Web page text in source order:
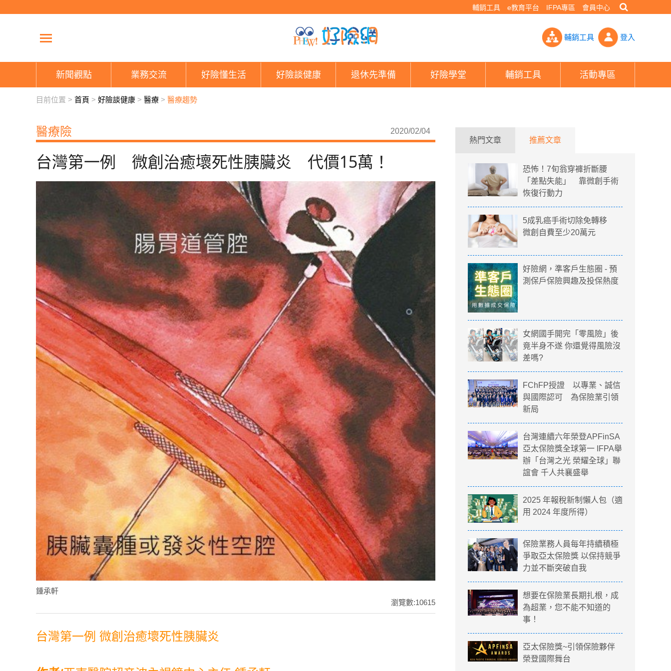
輔銷工具 e教育平台 IFPA專區 會員中心
台灣第一例 微創治癒壞死性胰臟炎 代價15萬！- PHEW!好險網
輔銷工具 登入
新聞觀點 業務交流 好險懂生活 好險談健康 退休先準備 好險學堂 輔銷工具 活動專區
目前位置 > 首頁 > 好險談健康 > 醫療 > 醫療趨勢
醫療險 2020/02/04
台灣第一例 微創治癒壞死性胰臟炎 代價15萬！
鍾承軒
瀏覽數:10615
台灣第一例 微創治癒壞死性胰臟炎
熱門文章 推薦文章
恐怖！7旬翁穿褲折斷腰
「差點失能」 靠微創手術
恢復行動力
5成乳癌手術切除免轉移
微創自費至少20萬元
好險網，準客戶生態圈 - 預
測保戶保險興趣及投保熱度
女網國手開完「零風險」後
竟半身不遂 你還覺得風險沒
差嗎?
FChFP授證 以專業、誠信
與國際認可 為保險業引領
新局
台灣連續六年榮登APFinSA
亞太保險獎全球第一 IFPA舉
辦「台灣之光 榮耀全球」聯
誼會 千人共襄盛舉
2025 年報稅新制懶人包（適
用 2024 年度所得）
保險業務人員每年持續積極
爭取亞太保險獎 以保持競爭
力並不斷突破自我
想要在保險業長期扎根，成
為超業，您不能不知道的
事！
亞太保險獎~引領保險夥伴
榮登國際舞台